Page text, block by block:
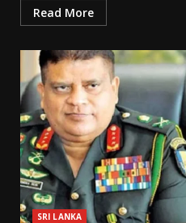
Read More
SRI LANKA